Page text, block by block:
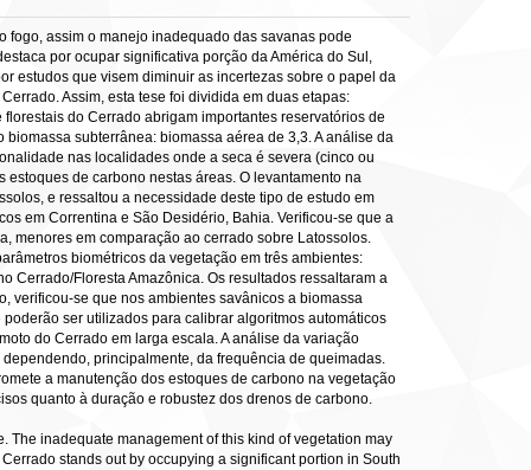
fogo, assim o manejo inadequado das savanas pode
por ocupar significativa porção da América do Sul,
estudos que visem diminuir as incertezas sobre o papel da
Assim, esta tese foi dividida em duas etapas:
do Cerrado abrigam importantes reservatórios de
subterrânea: biomassa aérea de 3,3. A análise da
nas localidades onde a seca é severa (cinco ou
de carbono nestas áreas. O levantamento na
e ressaltou a necessidade deste tipo de estudo em
em Correntina e São Desidério, Bahia. Verificou-se que a
menores em comparação ao cerrado sobre Latossolos.
biométricos da vegetação em três ambientes:
Cerrado/Floresta Amazônica. Os resultados ressaltaram a
verificou-se que nos ambientes savânicos a biomassa
ser utilizados para calibrar algoritmos automáticos
do Cerrado em larga escala. A análise da variação
principalmente, da frequência de queimadas.
a manutenção dos estoques de carbono na vegetação
quanto à duração e robustez dos drenos de carbono.
The inadequate management of this kind of vegetation may
stands out by occupying a significant portion in South